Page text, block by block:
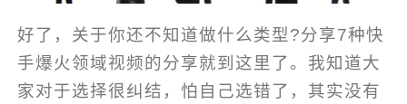
好了，关于你还不知道做什么类型?分享7种快
手爆火领域视频的分享就到这里了。我知道大
家对于选择很纠结，怕自己选错了，其实没有